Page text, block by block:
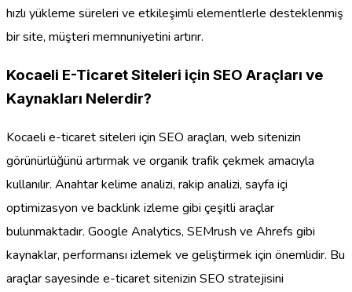
hızlı yükleme süreleri ve etkileşimli elementlerle desteklenmiş
bir site, müşteri memnuniyetini artırır.
Kocaeli E-Ticaret Siteleri için SEO Araçları ve
Kaynakları Nelerdir?
Kocaeli e-ticaret siteleri için SEO araçları, web sitenizin
görünürlüğünü artırmak ve organik trafik çekmek amacıyla
kullanılır. Anahtar kelime analizi, rakip analizi, sayfa içi
optimizasyon ve backlink izleme gibi çeşitli araçlar
bulunmaktadır. Google Analytics, SEMrush ve Ahrefs gibi
kaynaklar, performansı izlemek ve geliştirmek için önemlidir. Bu
araçlar sayesinde e-ticaret sitenizin SEO stratejisini